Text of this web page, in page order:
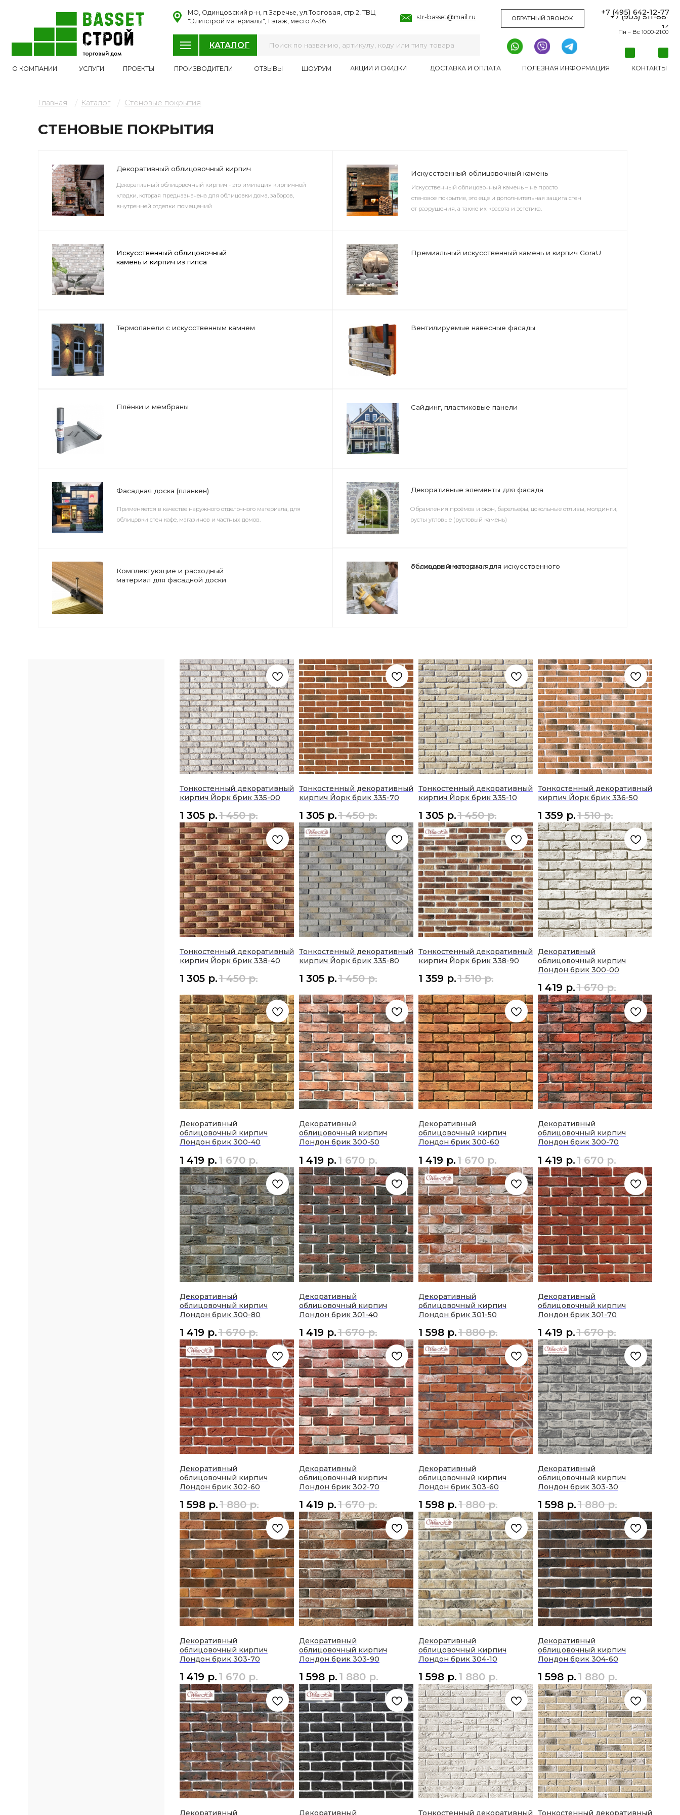
МО, Одинцовский р-н, п.Заречье, ул.Торговая, стр.2, ТВЦ
"Элитстрой материалы", 1 этаж, место А-36
str-basset@mail.ru
Пн – Вс 10:00-21:00
ОБРАТНЫЙ ЗВОНОК
КАТАЛОГ
+7 (495) 642-12-77
+7 (903) 511-88-
О КОМПАНИИ УСЛУГИ
ДОСТАВКА И ОПЛАТА
ПОЛЕЗНОЕ
КОНТАКТЫ
Декоративный облицовочный кирпич - это имитация кирпичной
кладки, которая предназначена для облицовки дома, заборов,
внутренней отделки помещений
Искусственный облицовочный камень – не просто
стеновое покрытие, это ещё и дополнительная защита стен
от разрушения, а также их красота и эстетика.
Обрамления проёмов и окон, барельефы, цокольные отливы, молдинги,
Термопанели с искусственным камнем Вентилируемые навесные фасады
Сайдинг, пластиковые панели
Декоративные элементы для фасада
Комплектующие и расходный
материал для фасадной доски
Плёнки и мембраны
Расходный материал для искусственного облицовочного камня
Тонкостенный декоративный
кирпич Йорк брик 335-00
1 305 р.1 450 р.
Тонкостенный декоративный
кирпич Йорк брик 335-70
1 305 р.1 450 р.
Тонкостенный декоративный
кирпич Йорк брик 335-10
1 305 р.1 450 р.
Тонкостенный декоративный
кирпич Йорк брик 336-50
1 359 р.1 510 р.
Тонкостенный декоративный
кирпич Йорк брик 338-40
1 305 р.1 450 р.
Тонкостенный декоративный
кирпич Йорк брик 335-80
1 305 р.1 450 р.
Тонкостенный декоративный
кирпич Йорк брик 338-90
1 359 р.1 510 р.
Декоративный
облицовочный кирпич
Лондон брик 300-00
1 419 р.1 670 р.
Декоративный
облицовочный кирпич
Лондон брик 300-40
1 419 р.1 670 р.
Декоративный
облицовочный кирпич
Лондон брик 300-50
1 419 р.1 670 р.
Декоративный
облицовочный кирпич
Лондон брик 300-60
1 419 р.1 670 р.
Декоративный
облицовочный кирпич
Лондон брик 300-70
1 419 р.1 670 р.
Декоративный
облицовочный кирпич
Лондон брик 300-80
1 419 р.1 670 р.
Декоративный
облицовочный кирпич
Лондон брик 301-40
1 419 р.1 670 р.
Декоративный
облицовочный кирпич
Лондон брик 301-50
1 598 р.1 880 р.
Декоративный
облицовочный кирпич
Лондон брик 301-70
1 419 р.1 670 р.
Декоративный
облицовочный кирпич
Лондон брик 302-60
1 598 р.1 880 р.
Декоративный
облицовочный кирпич
Лондон брик 302-70
1 419 р.1 670 р.
Декоративный
облицовочный кирпич
Лондон брик 303-60
1 598 р.1 880 р.
Декоративный
облицовочный кирпич
Лондон брик 303-30
1 598 р.1 880 р.
Декоративный
облицовочный кирпич
Лондон брик 303-70
1 419 р.1 670 р.
Декоративный
облицовочный кирпич
Лондон брик 303-90
1 598 р.1 880 р.
Декоративный
облицовочный кирпич
Лондон брик 304-10
1 598 р.1 880 р.
Декоративный
облицовочный кирпич
Лондон брик 304-60
1 598 р.1 880 р.
Декоративный Декоративный Тонкостенный декоративный Тонкостенный декоративный